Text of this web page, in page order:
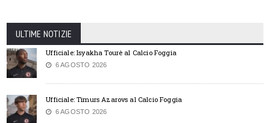
ULTIME NOTIZIE
Ufficiale: Isyakha Tourè al Calcio Foggia
6 AGOSTO 2026
Ufficiale: Timurs Azarovs al Calcio Foggia
6 AGOSTO 2026